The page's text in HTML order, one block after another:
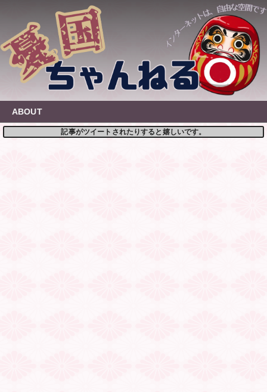
content
ABOUT
記事がツイートされたりすると嬉しいです。